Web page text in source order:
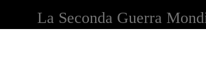
La Seconda Guerra